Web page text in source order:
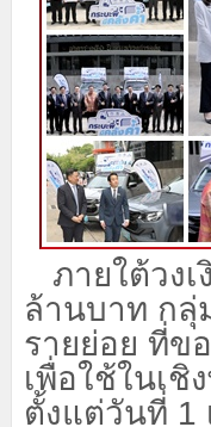
ภายใต้วง
ล้านบาท กลุ่
รายย่อย ที่ข
เพื่อใช้ในเ
ตั้งแต่วันที่ 1